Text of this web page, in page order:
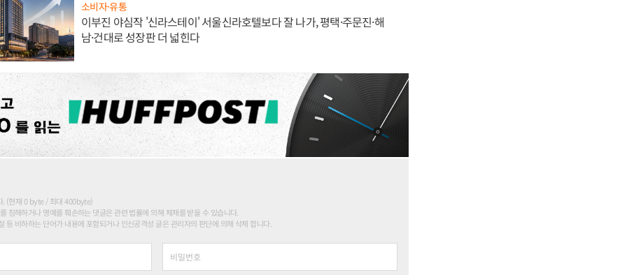
소비자·유통
이부진 야심작 '신라스테이' 서울신라호텔보다 잘 나가, 평택·주문진·해
남·건대로 성장판 더 넓힌다
. (현재 0 byte / 최대 400byte)
침해하거나 명예를 훼손하는 댓글은 관련 법률에 의해 제재를 받을 수 있습니다.
등 비하하는 단어가 내용에 포함되거나 인신공격성 글은 관리자의 판단에 의해 삭제 합니다.